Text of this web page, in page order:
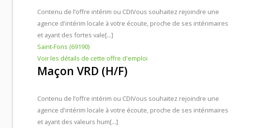
Contenu de l’offre intérim ou CDIVous souhaitez rejoindre une
agence d'intérim locale à votre écoute, proche de ses intérimaires
et ayant des fortes vale[...]
Saint-Fons (69190)
Voir les détails de cette offre d'emploi
Maçon VRD (H/F)
Contenu de l’offre intérim ou CDIVous souhaitez rejoindre une
agence d'intérim locale à votre écoute, proche de ses intérimaires
et ayant des valeurs hum[...]